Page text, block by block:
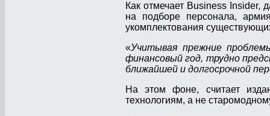
Как отмечает Business Insider,
на подборе персонала,
укомплектования
«Учитывая прежние
финансовый год, трудно
ближайшей и долгосрочной
На этом фоне, считает
технологиям, а не